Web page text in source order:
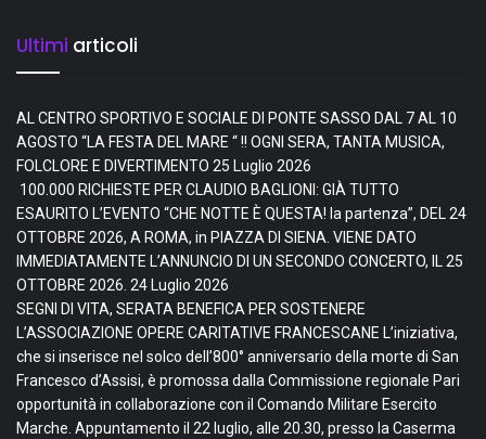
Ultimi articoli
AL CENTRO SPORTIVO E SOCIALE DI PONTE SASSO DAL 7 AL 10
AGOSTO “LA FESTA DEL MARE “ !! OGNI SERA, TANTA MUSICA,
FOLCLORE E DIVERTIMENTO 25 Luglio 2026
100.000 RICHIESTE PER CLAUDIO BAGLIONI: GIÀ TUTTO
ESAURITO L’EVENTO “CHE NOTTE È QUESTA! la partenza”, DEL 24
OTTOBRE 2026, A ROMA, in PIAZZA DI SIENA. VIENE DATO
IMMEDIATAMENTE L’ANNUNCIO DI UN SECONDO CONCERTO, IL 25
OTTOBRE 2026. 24 Luglio 2026
SEGNI DI VITA, SERATA BENEFICA PER SOSTENERE
L’ASSOCIAZIONE OPERE CARITATIVE FRANCESCANE L’iniziativa,
che si inserisce nel solco dell’800° anniversario della morte di San
Francesco d’Assisi, è promossa dalla Commissione regionale Pari
opportunità in collaborazione con il Comando Militare Esercito
Marche. Appuntamento il 22 luglio, alle 20.30, presso la Caserma